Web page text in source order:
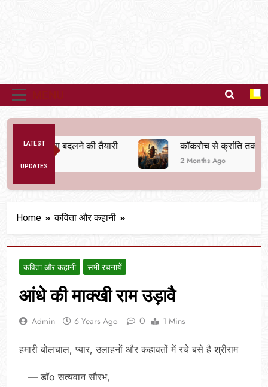
LATEST
UPDATES
व्यवस्था बदलने की तैयारी कॉकरोच से क्रांति तक
2 Months Ago
Home कविता और कहानी
कविता और कहानी सभी रचनायें
आंधे की माक्खी राम उड़ावै
Admin 6 Years Ago 0 1 Mins
हमारी बोलचाल, प्यार, उलाहनों और कहावतों में रचे बसे है श्रीराम
— डॉo सत्यवान सौरभ,